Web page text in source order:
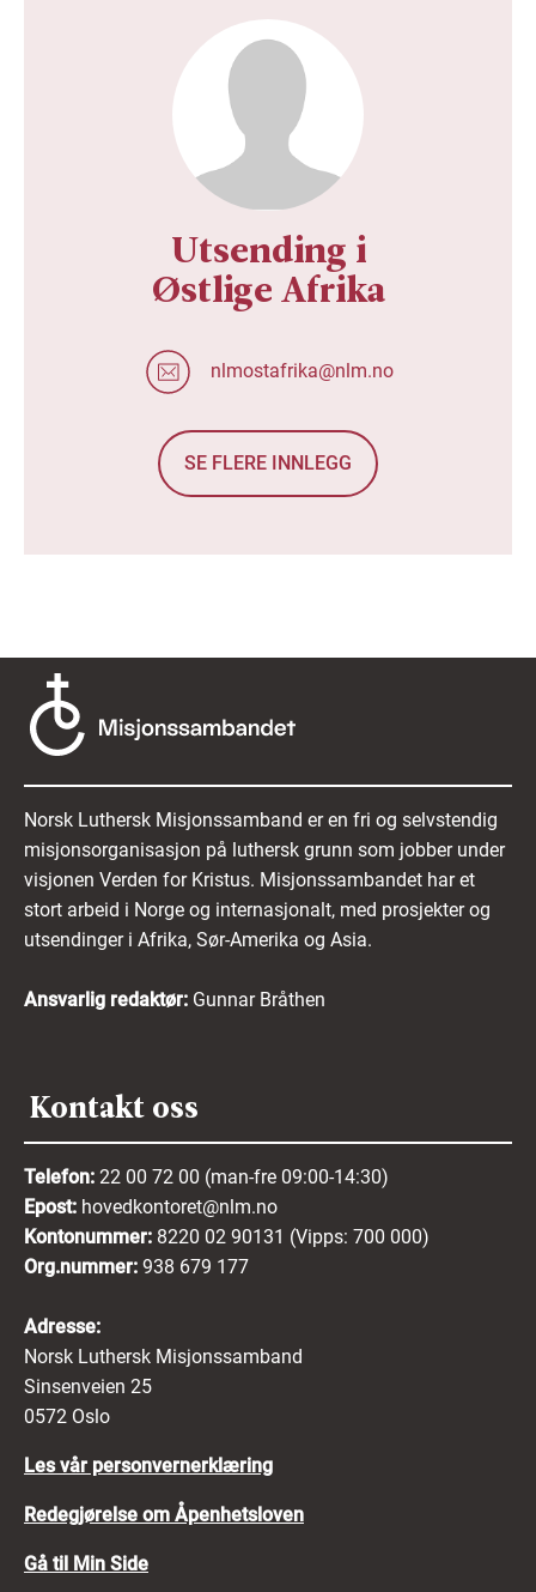
Utsending i
Østlige Afrika
nlmostafrika@nlm.no
SE FLERE INNLEGG
Norsk Luthersk Misjonssamband er en fri og selvstendig
misjonsorganisasjon på luthersk grunn som jobber under
visjonen Verden for Kristus. Misjonssambandet har et
stort arbeid i Norge og internasjonalt, med prosjekter og
utsendinger i Afrika, Sør-Amerika og Asia.
Ansvarlig redaktør: Gunnar Bråthen
Kontakt oss
Telefon: 22 00 72 00 (man-fre 09:00-14:30)
Epost: hovedkontoret@nlm.no
Kontonummer: 8220 02 90131 (Vipps: 700 000)
Org.nummer: 938 679 177
Adresse:
Norsk Luthersk Misjonssamband
Sinsenveien 25
0572 Oslo
Les vår personvernerklæring
Redegjørelse om Åpenhetsloven
Gå til Min Side